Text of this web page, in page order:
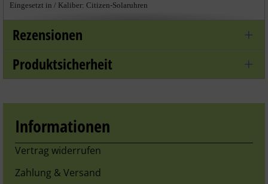
Eingesetzt in / Kaliber: Citizen-Solaruhren
8510
8627
Rezensionen
Produktsicherheit
Informationen
Vertrag widerrufen
Zahlung & Versand